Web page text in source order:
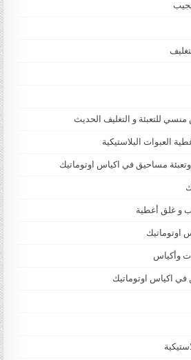
للتعبئة و التغليف الحديث
العبوات البلاستيكية
مساحيق في اكياس اوتوماتيك
و غلق أغطية
اوتوماتيك
وأكياس
في اكياس اوتوماتيك